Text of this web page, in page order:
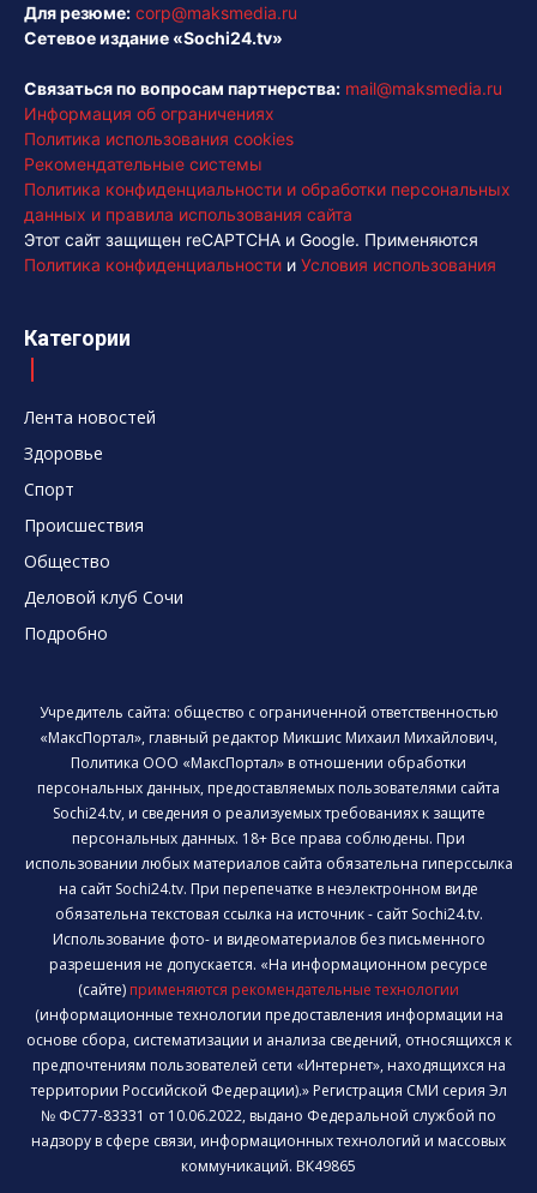
Для резюме: corp@maksmedia.ru
Сетевое издание «Sochi24.tv»
Связаться по вопросам партнерства: mail@maksmedia.ru
Информация об ограничениях
Политика использования cookies
Рекомендательные системы
Политика конфиденциальности и обработки персональных
данных и правила использования сайта
Этот сайт защищен reCAPTCHA и Google. Применяются
Политика конфиденциальности и Условия использования
Категории
Лента новостей
Здоровье
Спорт
Происшествия
Общество
Деловой клуб Сочи
Подробно
Учредитель сайта: общество с ограниченной ответственностью
«МаксПортал», главный редактор Микшис Михаил Михайлович,
Политика ООО «МаксПортал» в отношении обработки
персональных данных, предоставляемых пользователями сайта
Sochi24.tv, и сведения о реализуемых требованиях к защите
персональных данных. 18+ Все права соблюдены. При
использовании любых материалов сайта обязательна гиперссылка
на сайт Sochi24.tv. При перепечатке в неэлектронном виде
обязательна текстовая ссылка на источник - сайт Sochi24.tv.
Использование фото- и видеоматериалов без письменного
разрешения не допускается. «На информационном ресурсе
(сайте) применяются рекомендательные технологии
(информационные технологии предоставления информации на
основе сбора, систематизации и анализа сведений, относящихся к
предпочтениям пользователей сети «Интернет», находящихся на
территории Российской Федерации).» Регистрация СМИ серия Эл
№ ФС77-83331 от 10.06.2022, выдано Федеральной службой по
надзору в сфере связи, информационных технологий и массовых
коммуникаций. ВК49865